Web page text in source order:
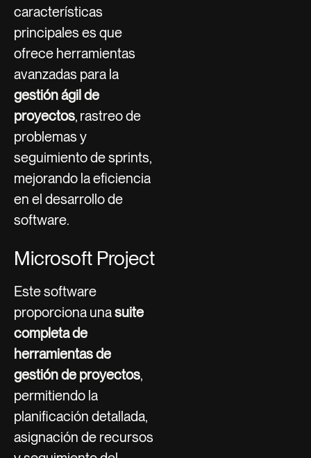
características
principales es que
ofrece herramientas
avanzadas para la
gestión ágil de
proyectos, rastreo de
problemas y
seguimiento de sprints,
mejorando la eficiencia
en el desarrollo de
software.
Microsoft Project
Este software
proporciona unasuite
completa de
herramientas de
gestión de proyectos,
permitiendo la
planificación detallada,
asignación de recursos